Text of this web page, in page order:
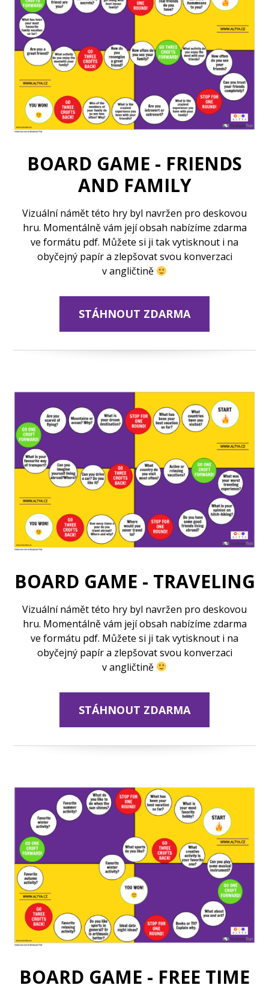
BOARD GAME - FRIENDS
AND FAMILY
Vizuální námět této hry byl navržen pro deskovou
hru. Momentálně vám její obsah nabízíme zdarma
ve formátu pdf. Můžete si ji tak vytisknout i na
obyčejný papír a zlepšovat svou konverzaci
v angličtině
STÁHNOUT ZDARMA
BOARD GAME - TRAVELING
Vizuální námět této hry byl navržen pro deskovou
hru. Momentálně vám její obsah nabízíme zdarma
ve formátu pdf. Můžete si ji tak vytisknout i na
obyčejný papír a zlepšovat svou konverzaci
v angličtině
STÁHNOUT ZDARMA
BOARD GAME - FREE TIME